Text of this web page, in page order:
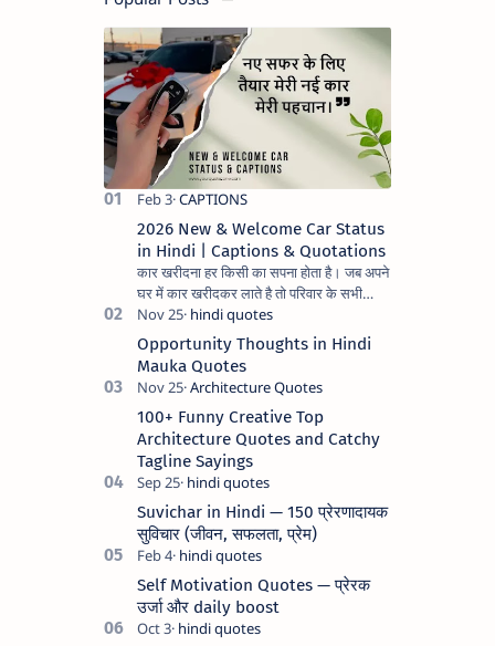
2026 New & Welcome Car Status
in Hindi | Captions & Quotations
कार खरीदना हर किसी का सपना होता है। जब अपने
घर में कार खरीदकर लाते है तो परिवार के सभी
सदस्यों के चेहरे पर अलग ही मुस्कुराहट और
प्रसन्नता झलकती है। अ…
Opportunity Thoughts in Hindi
Mauka Quotes
100+ Funny Creative Top
Architecture Quotes and Catchy
Tagline Sayings
Suvichar in Hindi — 150 प्रेरणादायक
सुविचार (जीवन, सफलता, प्रेम)
Self Motivation Quotes — प्रेरक
उर्जा और daily boost